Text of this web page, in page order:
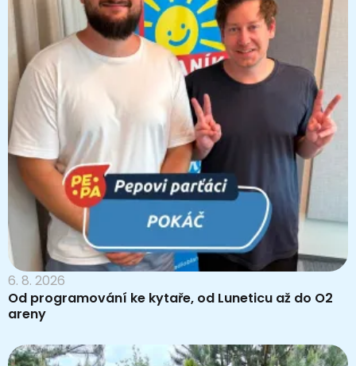
6. 8. 2026
Od programování ke kytaře, od Luneticu až do O2
areny